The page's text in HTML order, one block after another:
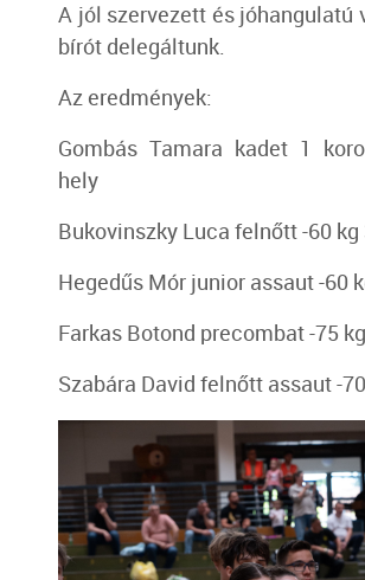
A jól szervezett és jóhangulatú
bírót delegáltunk.
Az eredmények:
Gombás Tamara kadet 1
hely
Bukovinszky Luca felnőtt -60 kg
Hegedűs Mór junior assaut -60
Farkas Botond precombat -75
Szabára David felnőtt assaut -